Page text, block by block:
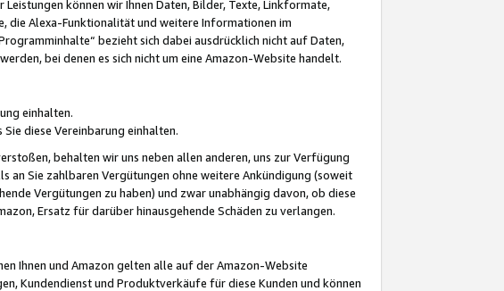
können wir Ihnen Daten, Bilder, Texte, Linkformate,
die Alexa-Funktionalität und weitere Informationen im
bezieht sich dabei ausdrücklich nicht auf Daten,
bei denen es sich nicht um eine Amazon-Website handelt.
einhalten.
diese Vereinbarung einhalten.
behalten wir uns neben allen anderen, uns zur Verfügung
an Sie zahlbaren Vergütungen ohne weitere Ankündigung (soweit
Vergütungen zu haben) und zwar unabhängig davon, ob diese
Ersatz für darüber hinausgehende Schäden zu verlangen.
Ihnen und Amazon gelten alle auf der Amazon-Website
Kundendienst und Produktverkäufe für diese Kunden und können